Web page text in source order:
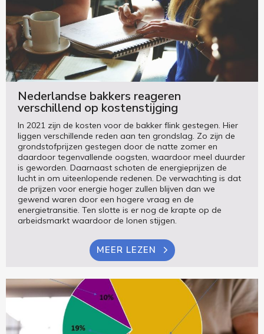
Nederlandse bakkers reageren
verschillend op kostenstijging
In 2021 zijn de kosten voor de bakker flink gestegen. Hier
liggen verschillende reden aan ten grondslag. Zo zijn de
grondstofprijzen gestegen door de natte zomer en
daardoor tegenvallende oogsten, waardoor meel duurder
is geworden. Daarnaast schoten de energieprijzen de
lucht in om uiteenlopende redenen. De verwachting is dat
de prijzen voor energie hoger zullen blijven dan we
gewend waren door een hogere vraag en de
energietransitie. Ten slotte is er nog de krapte op de
arbeidsmarkt waardoor de lonen stijgen.
MEER LEZEN